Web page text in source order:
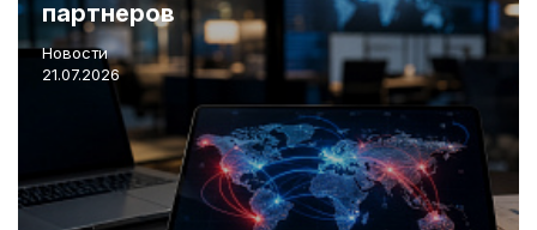
партнеров
Новости
21.07.2026